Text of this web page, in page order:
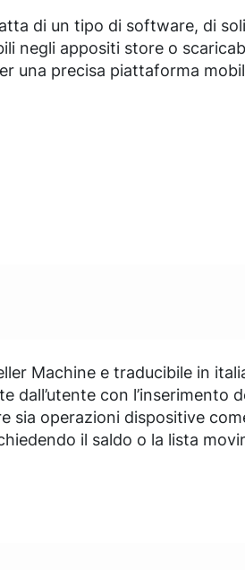
di un tipo di software, di
negli appositi store o
una precisa piattaforma
Machine e traducibile in
con l’inserimento
sia operazioni dispositive
il saldo o la lista